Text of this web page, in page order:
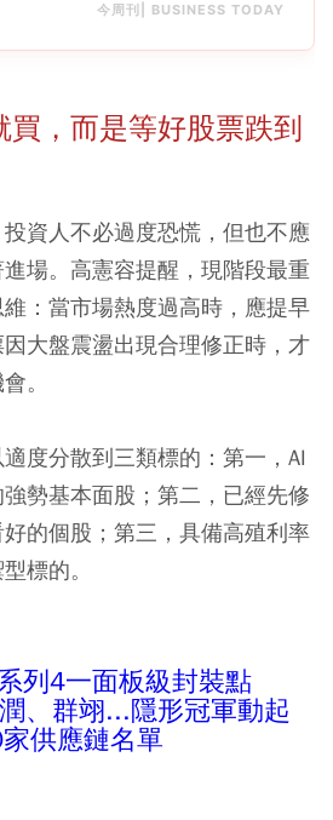
今周刊| BUSINESS TODAY
，而是等好股票跌到
資人不必過度恐慌，但也不應
場。高憲容提醒，現階段最重
：當市場熱度過高時，應提早
大盤震盪出現合理修正時，才
。
度分散到三類標的：第一，AI
勢基本面股；第二，已經先修
的個股；第三，具備高殖利率
標的。
列4一面板級封裝點
、群翊...隱形冠軍動起
供應鏈名單